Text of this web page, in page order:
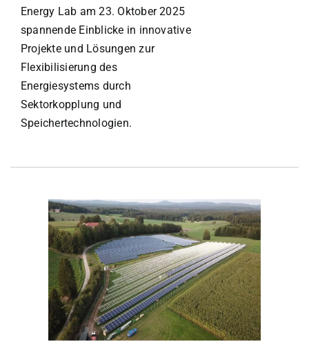
Energy Lab am 23. Oktober 2025
spannende Einblicke in innovative
Projekte und Lösungen zur
Flexibilisierung des
Energiesystems durch
Sektorkopplung und
Speichertechnologien.